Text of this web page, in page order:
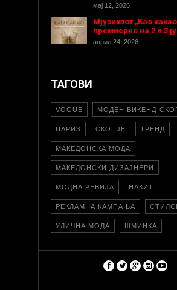
мај 12, 2026
Мјузиклот „Као
премиерно на 2 и 3
април 24, 2026
ТАГОВИ
VOGUE МОДЕН ВИКЕНД-
ПАРИЗ СКОПЈЕ ТРЕНД
МАКЕДОНСКА МОДА
МАКЕДОНСКИ ДИЗАЈНЕРИ
МОДНА РЕВИЈА НАКИТ
РЕКЛАМНА КАМПАЊА
УЛИЧНА МОДА ШМИНКА